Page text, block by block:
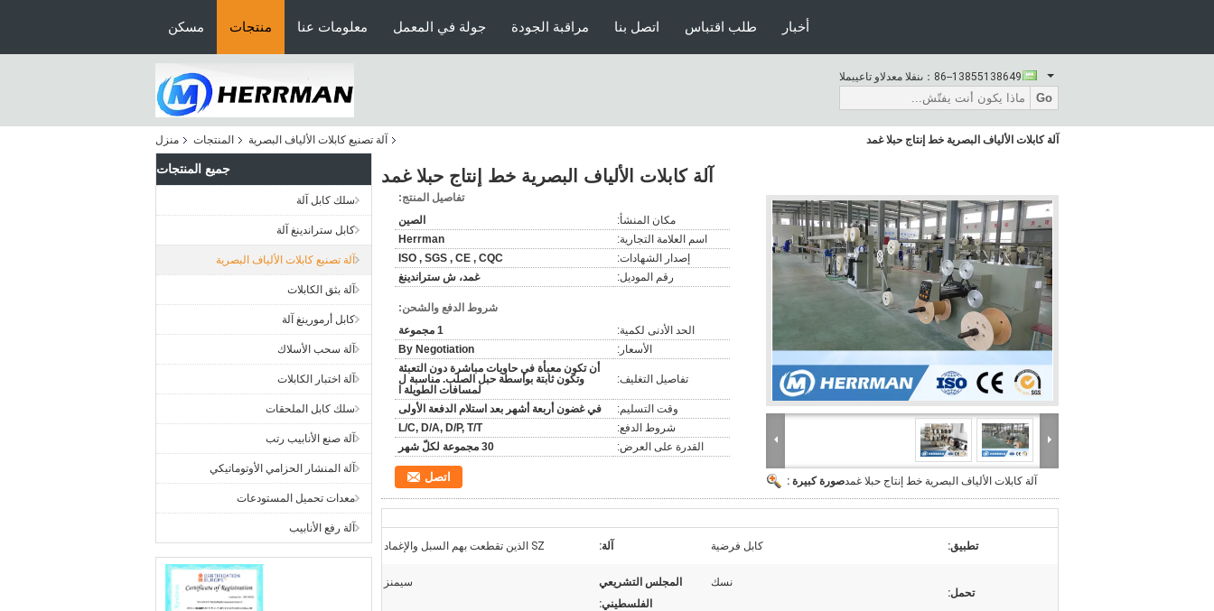
مسكن منتجات معلومات عنا جولة في المعمل مراقبة الجودة اتصل بنا طلب اقتباس أخبار
المبيعات والدعم الفنى： 86--13855138649
Go
منزل المنتجات آلة تصنيع كابلات الألياف البصرية آلة كابلات الألياف البصرية خط إنتاج حبلا غمد
جميع المنتجات
سلك كابل آلة
كابل ستراندينغ آلة
آلة تصنيع كابلات الألياف البصرية
آلة بثق الكابلات
كابل أرمورينغ آلة
آلة سحب الأسلاك
آلة اختبار الكابلات
سلك كابل الملحقات
آلة صنع الأنابيب رتب
آلة المنشار الحزامي الأوتوماتيكي
معدات تحميل المستودعات
آلة رفع الأنابيب
آلة كابلات الألياف البصرية خط إنتاج حبلا غمد
صورة كبيرة :آلة كابلات الألياف البصرية خط إنتاج حبلا غمد
تفاصيل المنتج:
مكان المنشأ:
الصين
اسم العلامة التجارية:
Herrman
إصدار الشهادات:
ISO , SGS , CE , CQC
رقم الموديل:
غمد، ش ستراندينغ
شروط الدفع والشحن:
الحد الأدنى لكمية:
1 مجموعة
الأسعار:
By Negotiation
تفاصيل التغليف:
أن تكون معبأة في حاويات مباشرة دون التعبئة
وتكون ثابتة بواسطة حبل الصلب. مناسبة ل
لمسافات الطويلة ا
وقت التسليم:
في غضون أربعة أشهر بعد استلام الدفعة الأولى
شروط الدفع:
L/C, D/A, D/P, T/T
القدرة على العرض:
30 مجموعة لكلّ شهر
اتصل
تطبيق: كابل فرضية آلة: SZ الذين تقطعت بهم السبل والإغماد
تحمل:
نسك
المجلس التشريعي
الفلسطيني:
سيمنز